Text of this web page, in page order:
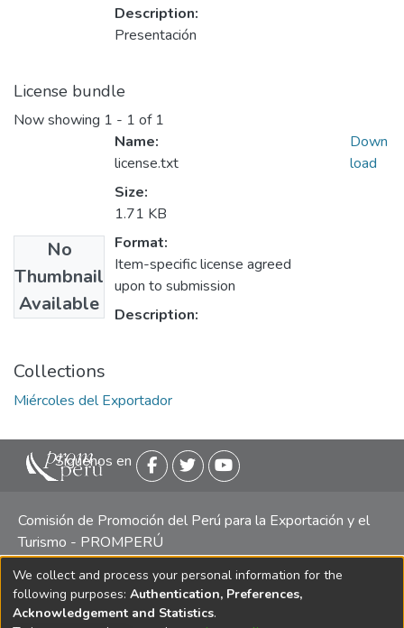
Description:
Presentación
License bundle
Now showing 1 - 1 of 1
No
Thumbnail
Available
Name:
license.txt
Size:
1.71 KB
Format:
Item-specific license agreed
upon to submission
Description:
Down
load
Collections
Miércoles del Exportador
Siguenos en
Comisión de Promoción del Perú para la Exportación y el
Turismo - PROMPERÚ
Central telefónica: (511) 616 7300 / 616 7400 Calle Uno
Oeste 50, Edificio Mincetur, Pisos 13 y 14, San Isidro -
Lima
We collect and process your personal information for the
following purposes: Authentication, Preferences,
Acknowledgement and Statistics.